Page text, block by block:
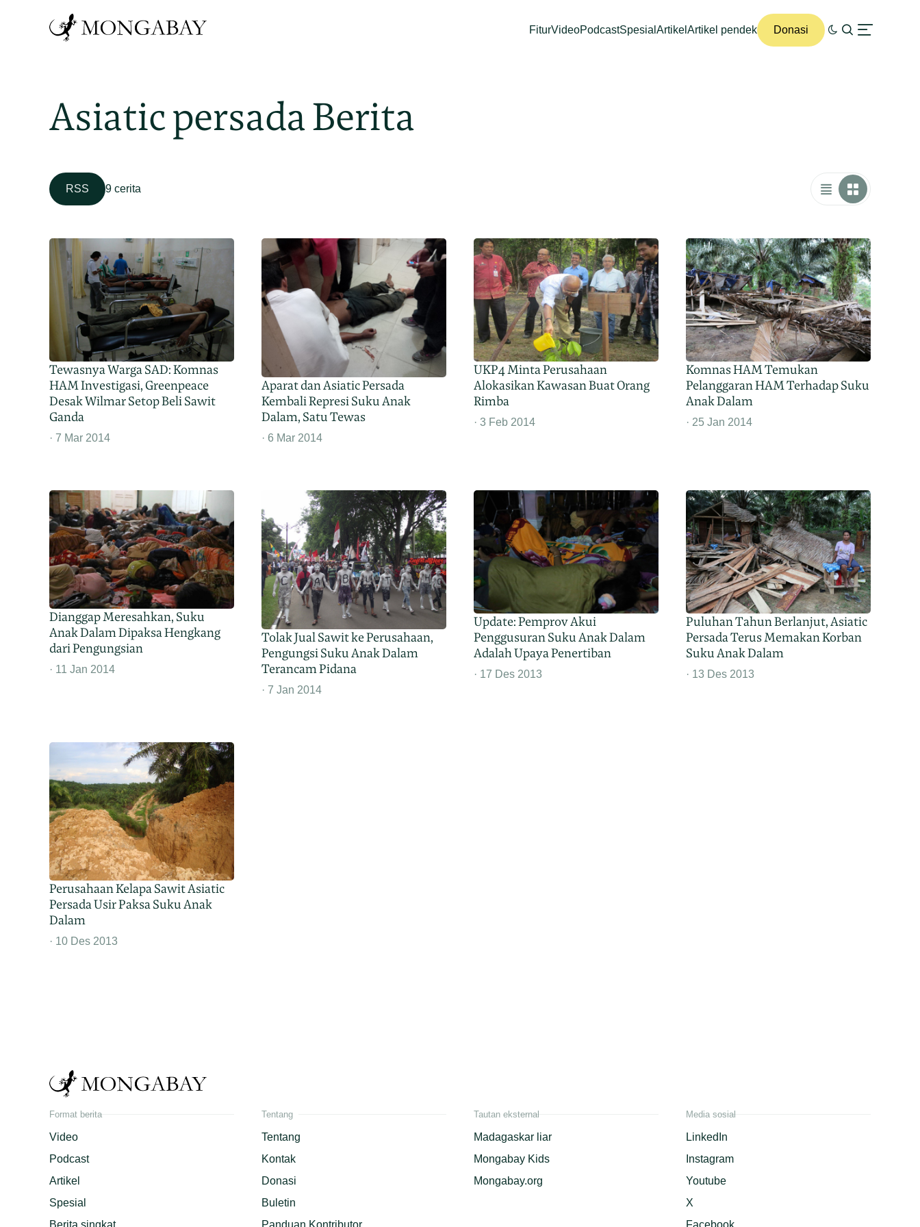
FiturVideoPodcastSpesial Artikel Artikel pendek Donasi
Asiatic persada Berita
RSS 9 cerita
Tewasnya Warga SAD: Komnas
HAM Investigasi, Greenpeace
Desak Wilmar Setop Beli Sawit
Ganda
7 Mar 2014
Aparat dan Asiatic Persada
Kembali Represi Suku Anak
Dalam, Satu Tewas
6 Mar 2014
UKP4 Minta Perusahaan
Alokasikan Kawasan Buat Orang
Rimba
3 Feb 2014
Komnas HAM Temukan
Pelanggaran HAM Terhadap Suku
Anak Dalam
25 Jan 2014
Dianggap Meresahkan, Suku
Anak Dalam Dipaksa Hengkang
dari Pengungsian
11 Jan 2014
Tolak Jual Sawit ke Perusahaan,
Pengungsi Suku Anak Dalam
Terancam Pidana
7 Jan 2014
Update: Pemprov Akui
Penggusuran Suku Anak Dalam
Adalah Upaya Penertiban
17 Des 2013
Puluhan Tahun Berlanjut, Asiatic
Persada Terus Memakan Korban
Suku Anak Dalam
13 Des 2013
Perusahaan Kelapa Sawit Asiatic
Persada Usir Paksa Suku Anak
Dalam
10 Des 2013
Format berita
Video
Podcast
Artikel
Spesial
Tentang
Tentang
Kontak
Donasi
Buletin
Tautan eksternal
Madagaskar liar
Mongabay Kids
Mongabay.org
Media sosial
LinkedIn
Instagram
Youtube
X